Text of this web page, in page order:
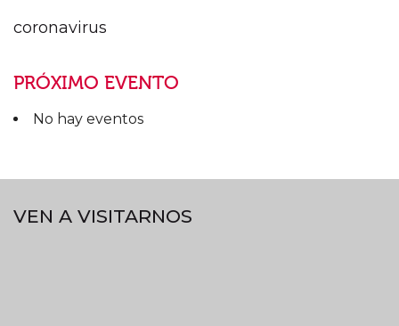
coronavirus
PRÓXIMO EVENTO
No hay eventos
VEN A VISITARNOS